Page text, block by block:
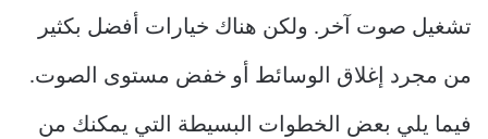
تشغيل صوت آخر. ولكن هناك خيارات أفضل بكثير
من مجرد إغلاق الوسائط أو خفض مستوى الصوت.
فيما يلي بعض الخطوات البسيطة التي يمكنك من